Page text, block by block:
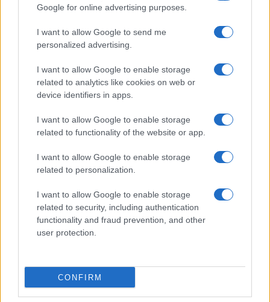
Google for online advertising purposes.
I want to allow Google to send me
personalized advertising.
I want to allow Google to enable storage
related to analytics like cookies on web or
device identifiers in apps.
I want to allow Google to enable storage
related to functionality of the website or app.
I want to allow Google to enable storage
related to personalization.
I want to allow Google to enable storage
related to security, including authentication
functionality and fraud prevention, and other
user protection.
CONFIRM
Continua a leggere
SERVIZI PER LE AZIENDE
Novità bollette luce: prezzi zonali, bonus e incentivi